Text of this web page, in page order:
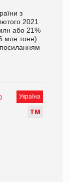
з
2021
або 21%
млн тонн).
Україна
ТМ